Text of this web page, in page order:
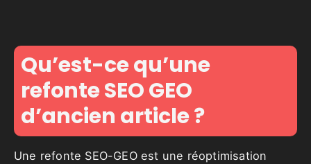
Qu’est-ce qu’une
refonte SEO GEO
d’ancien article ?
Une refonte SEO-GEO est une réoptimisation